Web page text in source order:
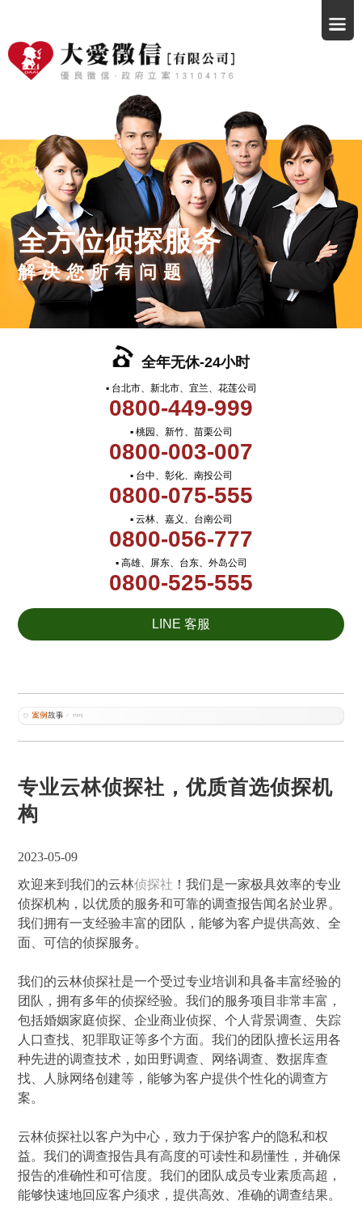
全方位侦探服务
解决您所有问题
全年无休-24小时
▪ 台北市、新北市、宜兰、花莲公司
0800-449-999
▪ 桃园、新竹、苗栗公司
0800-003-007
▪ 台中、彰化、南投公司
0800-075-555
▪ 云林、嘉义、台南公司
0800-056-777
▪ 高雄、屏东、台东、外岛公司
0800-525-555
LINE 客服
专业云林侦探社，优质首选侦探机
构
2023-05-09
欢迎来到我们的云林侦探社 ！我们是一家极具效率的专业
侦探机构，以优质的服务和可靠的调查报告闻名於业界。
我们拥有一支经验丰富的团队，能够为客户提供高效、全
面、可信的侦探服务。
我们的云林侦探社是一个受过专业培训和具备丰富经验的
团队，拥有多年的侦探经验。我们的服务项目非常丰富，
包括婚姻家庭侦探、企业商业侦探、个人背景调查、失踪
人口查找、犯罪取证等多个方面。我们的团队擅长运用各
种先进的调查技术，如田野调查、网络调查、数据库查
找、人脉网络创建等，能够为客户提供个性化的调查方
案。
云林侦探社以客户为中心，致力于保护客户的隐私和权
益。我们的调查报告具有高度的可读性和易懂性，并确保
报告的准确性和可信度。我们的团队成员专业素质高超，
能够快速地回应客户须求，提供高效、准确的调查结果。